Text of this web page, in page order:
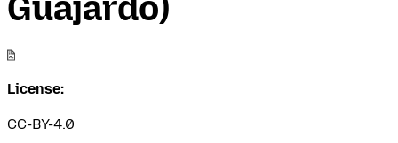
License:
CC-BY-4.0